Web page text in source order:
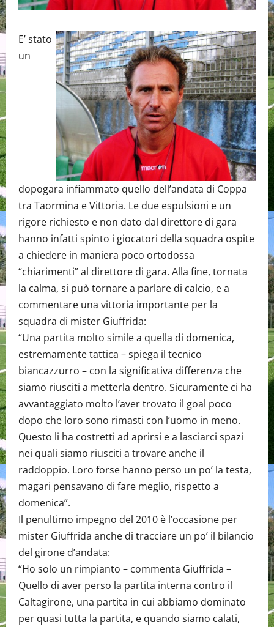
E’ stato
un
dopogara infiammato quello dell’andata di Coppa
tra Taormina e Vittoria. Le due espulsioni e un
rigore richiesto e non dato dal direttore di gara
hanno infatti spinto i giocatori della squadra ospite
a chiedere in maniera poco ortodossa
“chiarimenti” al direttore di gara. Alla fine, tornata
la calma, si può tornare a parlare di calcio, e a
commentare una vittoria importante per la
squadra di mister Giuffrida:
“Una partita molto simile a quella di domenica,
estremamente tattica – spiega il tecnico
biancazzurro – con la significativa differenza che
siamo riusciti a metterla dentro. Sicuramente ci ha
avvantaggiato molto l’aver trovato il goal poco
dopo che loro sono rimasti con l’uomo in meno.
Questo li ha costretti ad aprirsi e a lasciarci spazi
nei quali siamo riusciti a trovare anche il
raddoppio. Loro forse hanno perso un po’ la testa,
magari pensavano di fare meglio, rispetto a
domenica”.
Il penultimo impegno del 2010 è l’occasione per
mister Giuffrida anche di tracciare un po’ il bilancio
del girone d’andata:
“Ho solo un rimpianto – commenta Giuffrida –
Quello di aver perso la partita interna contro il
Caltagirone, una partita in cui abbiamo dominato
per quasi tutta la partita, e quando siamo calati,